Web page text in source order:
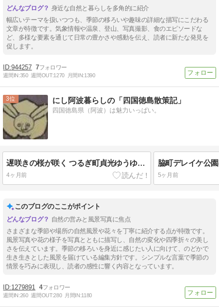
身近な自然と暮らしを多角的に紹介
幅広いテーマを扱いつつも、季節の移ろいや趣味の詳細な描写にこだわる
文章が特徴です。気象情報や温泉、登山、写真撮影、食のエピソードな
ど、多様な要素を通じて日常の豊かさや感動を伝え、読者に新たな発見を
促します。
944257 7
週間IN:350 週間OUT:1270 月間IN:1390
3 にし阿波暮らしの「四国徳島散策記」
四国徳島県（阿波）は魅力いっぱい。
遅咲きの桜が咲く つるぎ町貞光ゆうゆう館前
4ヶ月前
脇町デレイケ公
5ヶ月前
このブログのここがポイント
自然の営みと風景写真に焦点
さまざまな季節や場所の自然風景や花々を丁寧に紹介する点が特徴です。
風景写真や花の様子を写真とともに描写し、自然の変化や四季折々の美し
さを伝えています。季節の移ろいを身近に感じたい人に向けて、のどかで
生き生きとした風景を届けている編集方針です。シンプルな言葉で季節の
情景を巧みに表現し、読者の感性に響く内容となっています。
1279891 4
週間IN:260 週間OUT:280 月間IN:1180